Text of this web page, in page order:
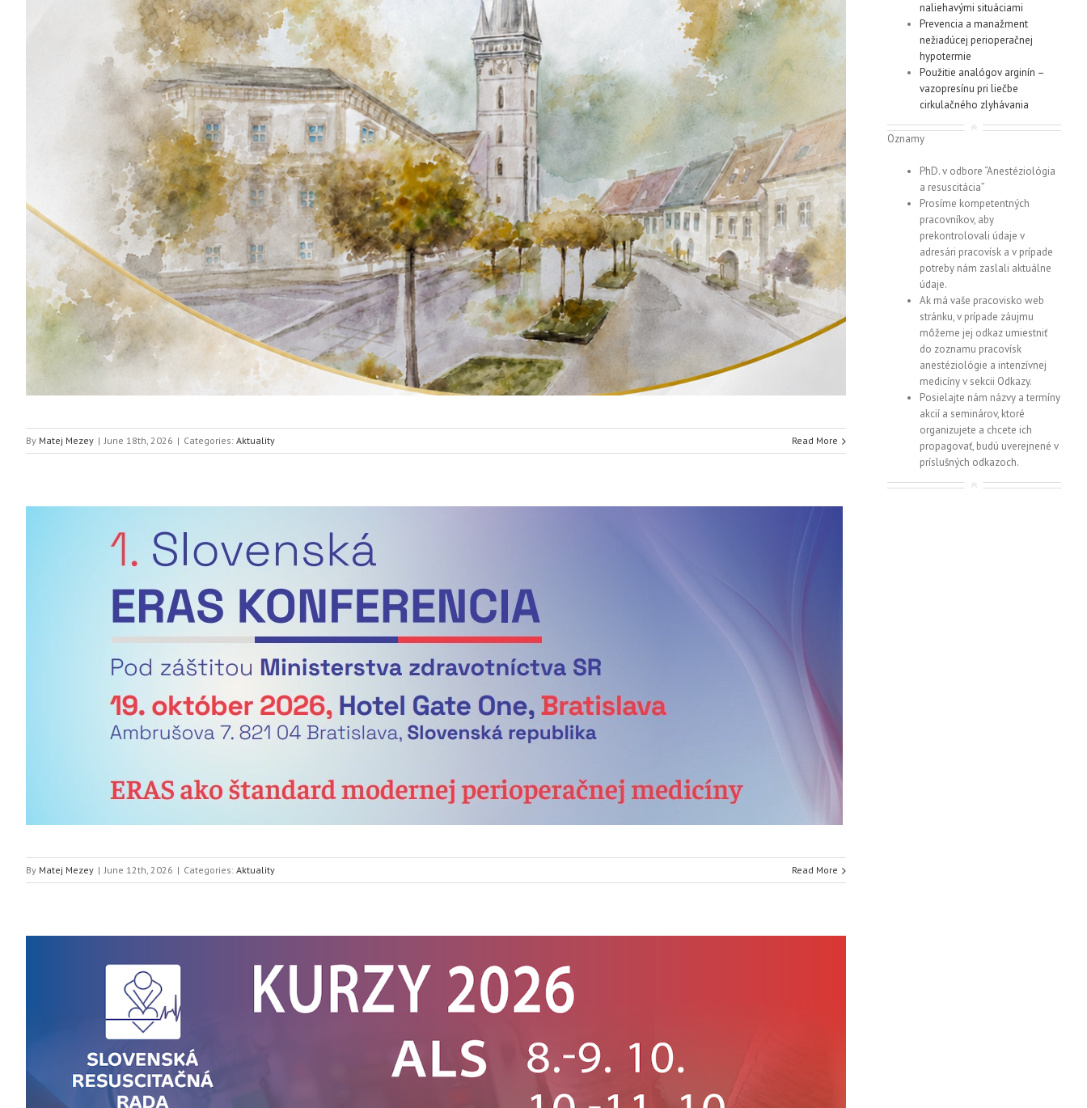
By Matej Mezey | June 18th, 2026 | Categories: Aktuality Read More
By Matej Mezey | June 12th, 2026 | Categories: Aktuality Read More
naliehavými situáciami
Prevencia a manažment
nežiadúcej perioperačnej
hypotermie
Použitie analógov arginín –
vazopresínu pri liečbe
cirkulačného zlyhávania
Oznamy
PhD. v odbore “Anestéziológia
a resuscitácia”
Prosíme kompetentných
pracovníkov, aby
prekontrolovali údaje v
adresári pracovísk a v prípade
potreby nám zaslali aktuálne
údaje.
Ak má vaše pracovisko web
stránku, v prípade záujmu
môžeme jej odkaz umiestniť
do zoznamu pracovísk
anestéziológie a intenzívnej
medicíny v sekcii Odkazy.
Posielajte nám názvy a termíny
akcií a seminárov, ktoré
organizujete a chcete ich
propagovať, budú uverejnené v
príslušných odkazoch.